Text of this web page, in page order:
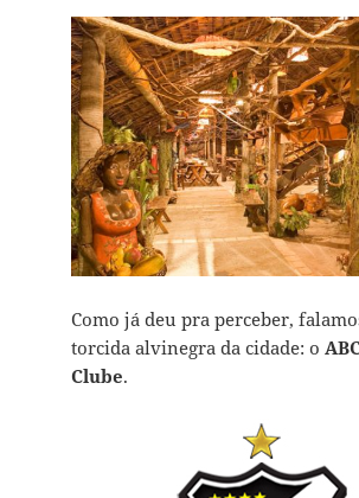
Como já deu pra perceber,
torcida alvinegra da cidade: o
Clube.